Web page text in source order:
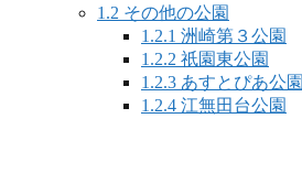
1.2 その他の公園
1.2.1 洲崎第３公園
1.2.2 祇園東公園
1.2.3 あすとぴあ公園
1.2.4 江無田台公園